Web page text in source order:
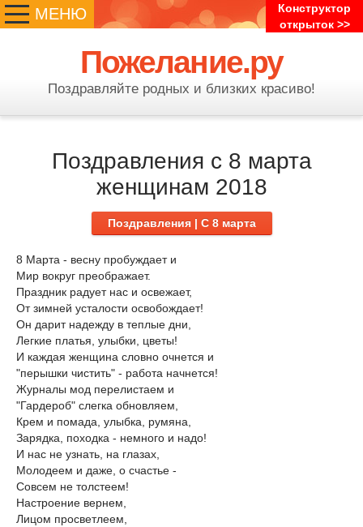
Конструктор
открыток >>
МЕНЮ
Пожелание.ру
Поздравляйте родных и близких красиво!
Поздравления с 8 марта
женщинам 2018
Поздравления | C 8 марта
8 Марта - весну пробуждает и
Мир вокруг преображает.
Праздник радует нас и освежает,
От зимней усталости освобождает!
Он дарит надежду в теплые дни,
Легкие платья, улыбки, цветы!
И каждая женщина словно очнется и
"перышки чистить" - работа начнется!
Журналы мод перелистаем и
"Гардероб" слегка обновляем,
Крем и помада, улыбка, румяна,
Зарядка, походка - немного и надо!
И нас не узнать, на глазах,
Молодеем и даже, о счастье -
Совсем не толстеем!
Настроение вернем,
Лицом просветлеем,